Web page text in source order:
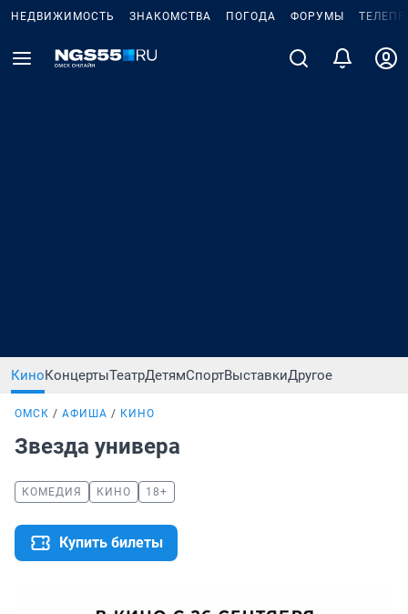
НЕДВИЖИМОСТЬ ЗНАКОМСТВА ПОГОДА ФОРУМЫ
КиноКонцертыТеатрДетямСпортВыставкиДругое
ОМСК АФИША КИНО
Звезда универа
КОМЕДИЯ КИНО 18+
Купить билеты